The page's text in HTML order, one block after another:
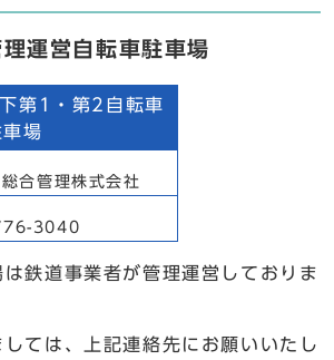
運営自転車駐車場
第1・第2自転車
車場
合管理株式会社
3040
は鉄道事業者が管理運営しておりま
ては、上記連絡先にお願いいたし